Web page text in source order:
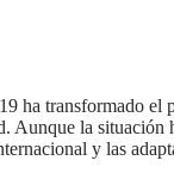
ha transformado el
Aunque la
y las